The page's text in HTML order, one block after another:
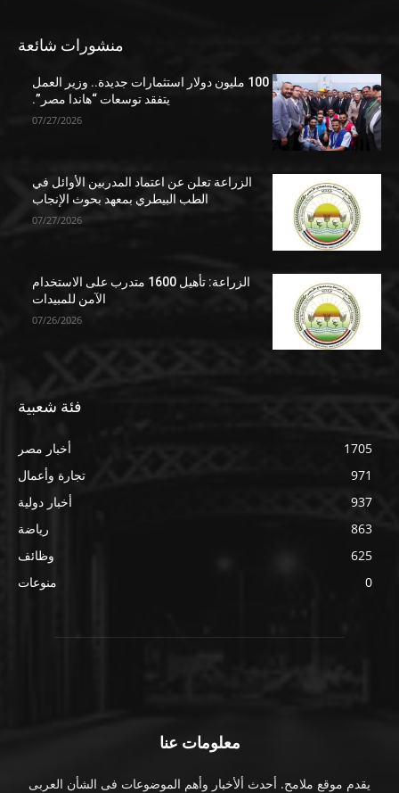
منشورات شائعة
100 مليون دولار استثمارات جديدة.. وزير العمل
يتفقد توسعات “هاندا مصر”.
07/27/2026
الزراعة تعلن عن اعتماد المدربين الأوائل في
الطب البيطري بمعهد بحوث الإنجاب
07/27/2026
الزراعة: تأهيل 1600 متدرب على الاستخدام
الآمن للمبيدات
07/26/2026
فئة شعبية
أخبار مصر
1705
تجارة وأعمال
971
أخبار دولية
937
رياضة
863
وظائف
625
منوعات
0
معلومات عنا
يقدم موقع ملامح. أحدث ألأخبار وأهم الموضوعات فى الشأن العربى